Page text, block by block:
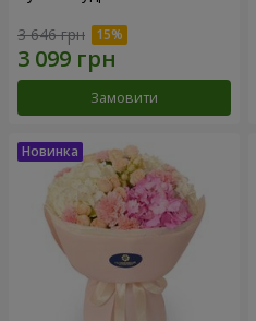
3 646 грн
Замовити